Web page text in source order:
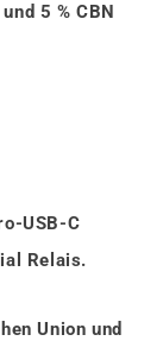
5 % CBN
USB-C
Relais.
Union und